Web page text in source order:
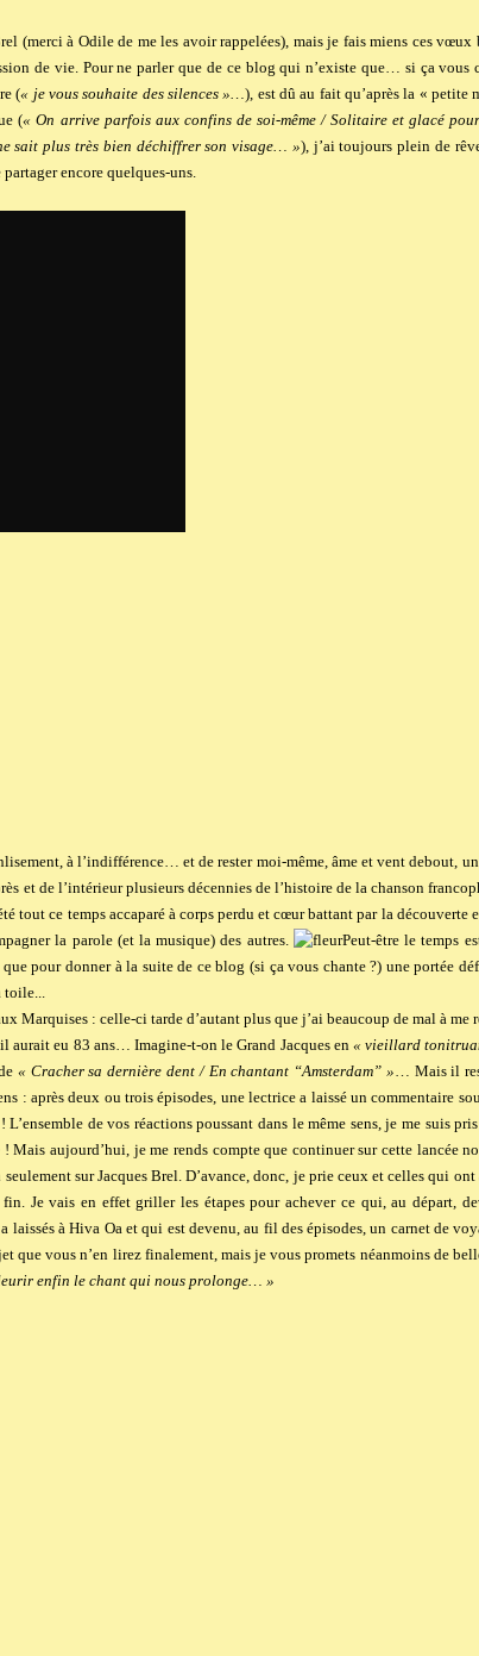
(merci à Odile de me les avoir rappelées), mais je fais miens ces vœux
de vie. Pour ne parler que de ce blog qui n’existe que… si ça vous
(« je vous souhaite des silences »…), est dû au fait qu’après la « petite
(« On arrive parfois aux confins de soi-même / Solitaire et glacé
sait plus très bien déchiffrer son visage… »), j’ai toujours plein de
encore quelques-uns.
à l’indifférence… et de rester moi-même, âme et vent debout,
et de l’intérieur plusieurs décennies de l’histoire de la chanson
tout ce temps accaparé à corps perdu et cœur battant par la découverte
la parole (et la musique) des autres.
Peut-être le temps
pour donner à la suite de ce blog (si ça vous chante ?) une portée
Marquises : celle-ci tarde d’autant plus que j’ai beaucoup de mal à me
eu 83 ans… Imagine-t-on le Grand Jacques en « vieillard
« Cracher sa dernière dent / En chantant “Amsterdam” » … Mais il
: après deux ou trois épisodes, une lectrice a laissé un commentaire
de vos réactions poussant dans le même sens, je me suis
! Mais aujourd’hui, je me rends compte que continuer sur cette lancée
sur Jacques Brel. D’avance, donc, je prie ceux et celles qui ont
Je vais en effet griller les étapes pour achever ce qui, au départ,
laissés à Hiva Oa et qui est devenu, au fil des épisodes, un carnet de
que vous n’en lirez finalement, mais je vous promets néanmoins de
enfin le chant qui nous prolonge… »